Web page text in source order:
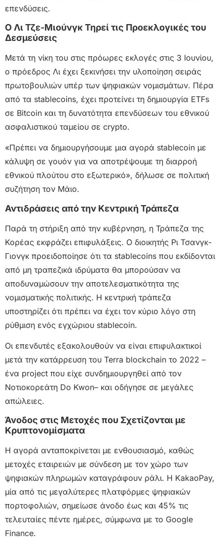
επενδύσεις.
Ο Λι Τζε-Μιούνγκ Τηρεί τις Προεκλογικές του
Δεσμεύσεις
Μετά τη νίκη του στις πρόωρες εκλογές στις 3 Ιουνίου,
ο πρόεδρος Λι έχει ξεκινήσει την υλοποίηση σειράς
πρωτοβουλιών υπέρ των ψηφιακών νομισμάτων. Πέρα
από τα stablecoins, έχει προτείνει τη δημιουργία ETFs
σε Bitcoin και τη δυνατότητα επενδύσεων του εθνικού
ασφαλιστικού ταμείου σε crypto.
«Πρέπει να δημιουργήσουμε μια αγορά stablecoin με
κάλυψη σε γουόν για να αποτρέψουμε τη διαρροή
εθνικού πλούτου στο εξωτερικό», δήλωσε σε πολιτική
συζήτηση τον Μάιο.
Αντιδράσεις από την Κεντρική Τράπεζα
Παρά τη στήριξη από την κυβέρνηση, η Τράπεζα της
Κορέας εκφράζει επιφυλάξεις. Ο διοικητής Ρι Τσανγκ-
Γιονγκ προειδοποίησε ότι τα stablecoins που εκδίδονται
από μη τραπεζικά ιδρύματα θα μπορούσαν να
αποδυναμώσουν την αποτελεσματικότητα της
νομισματικής πολιτικής. Η κεντρική τράπεζα
υποστηρίζει ότι πρέπει να έχει τον κύριο λόγο στη
ρύθμιση ενός εγχώριου stablecoin.
Οι επενδυτές εξακολουθούν να είναι επιφυλακτικοί
μετά την κατάρρευση του Terra blockchain το 2022 –
ένα project που είχε συνδημιουργηθεί από τον
Νοτιοκορεάτη Do Kwon– και οδήγησε σε μεγάλες
απώλειες.
Άνοδος στις Μετοχές που Σχετίζονται με
Κρυπτονομίσματα
Η αγορά ανταποκρίνεται με ενθουσιασμό, καθώς
μετοχές εταιρειών με σύνδεση με τον χώρο των
ψηφιακών πληρωμών καταγράφουν ράλι. Η KakaoPay,
μία από τις μεγαλύτερες πλατφόρμες ψηφιακών
πορτοφολιών, σημείωσε άνοδο έως και 45% τις
τελευταίες πέντε ημέρες, σύμφωνα με το Google
Finance.